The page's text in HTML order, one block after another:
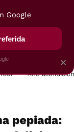
VEGUI
Aire
pepiada:
×
Google